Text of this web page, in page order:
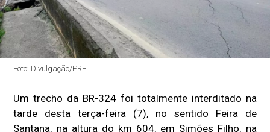
Foto: Divulgação/PRF
Um trecho da BR-324 foi totalmente interditado na
tarde desta terça-feira (7), no sentido Feira de
Santana, na altura do km 604, em Simões Filho, na